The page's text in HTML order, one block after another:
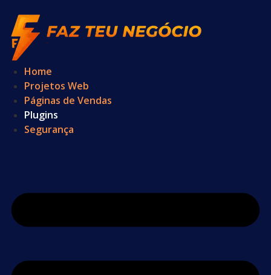
para
conteúdo
Home
Projetos Web
Páginas de Vendas
Plugins
Segurança